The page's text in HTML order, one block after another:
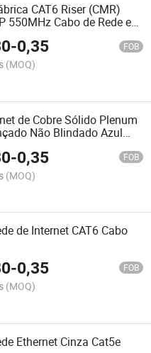
CAT6 Riser (CMR)
550MHz Cabo de Rede em
-0,35 FOB
(MOQ)
de Cobre Sólido Plenum
Não Blindado Azul
-0,35 FOB
(MOQ)
de Internet CAT6 Cabo
-0,35 FOB
(MOQ)
Ethernet Cinza Cat5e